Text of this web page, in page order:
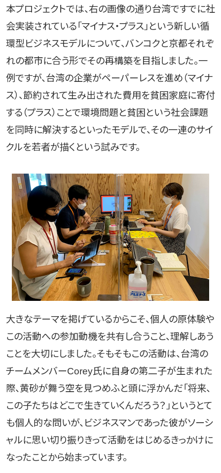
本プロジェクトでは、右の画像の通り台湾ですでに社
会実装されている「マイナス・プラス」という新しい循
環型ビジネスモデルについて、バンコクと京都それぞ
れの都市に合う形でその再構築を目指しました。一
例ですが、台湾の企業がペーパーレスを進め（マイナ
ス）、節約されて生み出された費用を貧困家庭に寄付
する（プラス）ことで環境問題と貧困という社会課題
を同時に解決するといったモデルで、その一連のサイ
クルを若者が描くという試みです。
大きなテーマを掲げているからこそ、個人の原体験や
この活動への参加動機を共有し合うこと、理解しあう
ことを大切にしました。そもそもこの活動は、台湾の
チームメンバーCorey氏に自身の第二子が生まれた
際、黄砂が舞う空を見つめふと頭に浮かんだ「将来、
この子たちはどこで生きていくんだろう？」というとて
も個人的な問いが、ビジネスマンであった彼がソーシ
ャルに思い切り振りきって活動をはじめるきっかけに
なったことから始まっています。